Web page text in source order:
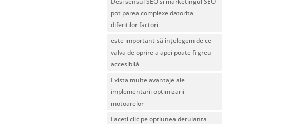
pot parea complexe datorita
diferitilor factori
este important să înțelegem de ce
valva de oprire a apei poate fi greu
accesibilă
Exista multe avantaje ale
implementarii optimizarii
motoarelor
Faceti clic pe optiunea derulanta